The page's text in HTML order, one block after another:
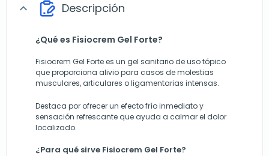
expand_more Descripción
¿Qué es Fisiocrem Gel Forte?
Fisiocrem Gel Forte es un gel sanitario de uso tópico
que proporciona alivio para casos de molestias
musculares, articulares o ligamentarias intensas.
Destaca por ofrecer un efecto frío inmediato y
sensación refrescante que ayuda a calmar el dolor
localizado.
¿Para qué sirve Fisiocrem Gel Forte?